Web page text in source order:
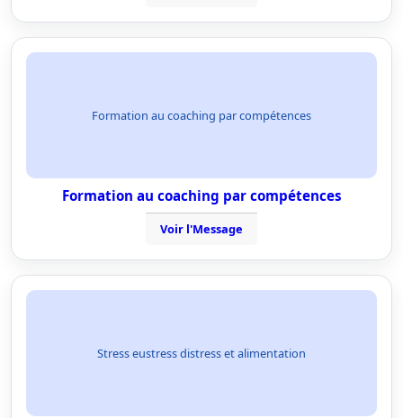
Formation au coaching par compétences
Formation au coaching par compétences
Voir l'Message
Stress eustress distress et alimentation